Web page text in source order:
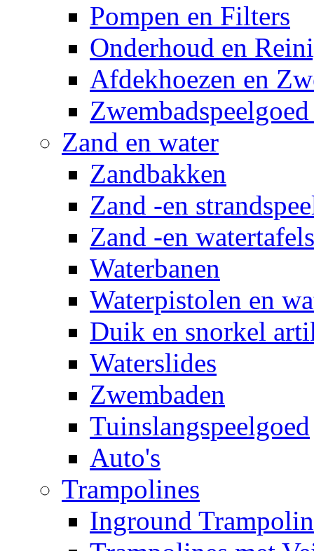
Pompen en Filters
Onderhoud en
Afdekhoezen en
Zand en water
Zandbakken
Zand -en
Zand -en watertafels
Waterbanen
Waterpistolen en
Duik en snorkel
Waterslides
Zwembaden
Tuinslangspeelgoed
Auto's
Trampolines
Inground